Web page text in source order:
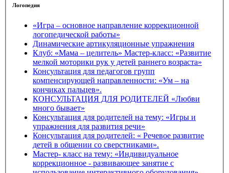
Логопедия
«Игра – основное направление коррекционной
логопедической работы»
Динамические артикуляционные упражнения
Клуб: «Мама – целитель» Мастер-класс: «Развитие
мелкой моторики рук у детей раннего возраста»
Консультация для педагогов групп
компенсирующей направленности: «Ум – на
кончиках пальцев».
КОНСУЛЬТАЦИЯ ДЛЯ РОДИТЕЛЕЙ «Любви
много бывает»
Консультация для родителей на тему: «Игры и
упражнения для развития речи»
Консультация для родителей: « Речевое развитие
детей в общении со сверстниками».
Мастер- класс на тему: «Индивидуальное
коррекционное - развивающее занятие с